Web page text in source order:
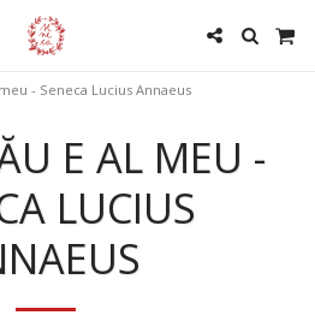
- Seneca Lucius Annaeus
E AL MEU -
LUCIUS